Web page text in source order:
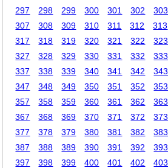
297 298 299 300 301 302 303
307
308 309 310 311 312 313
317
318 319 320 321 322 323
327
328 329 330 331 332 333
337
338 339 340 341 342 343
347
348 349 350 351 352 353
357
358 359 360 361 362 363
367
368 369 370 371 372 373
377
378 379 380 381 382 383
387
388 389 390 391 392 393
397
398 399 400 401 402 403